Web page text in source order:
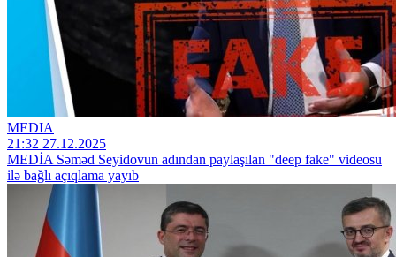
MEDIA
21:32 27.12.2025
MEDİA Səməd Seyidovun adından paylaşılan "deep fake" videosu
ilə bağlı açıqlama yayıb